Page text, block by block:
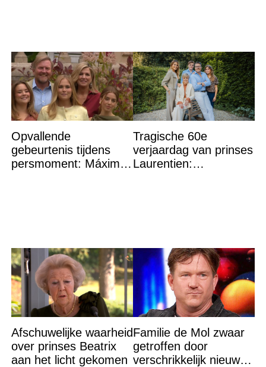
Opvallende
gebeurtenis tijdens
persmoment: Máxima
Tragische 60e
verjaardag van prinses
Laurentien:
Afschuwelijke waarheid
over prinses Beatrix
aan het licht gekomen
Familie de Mol zwaar
getroffen door
verschrikkelijk nieuws: